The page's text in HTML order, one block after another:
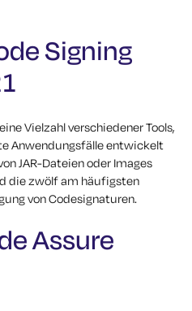
Signing
Vielzahl verschiedener Tools,
Anwendungsfälle entwickelt
JAR-Dateien oder Images
die zwölf am häufigsten
von Codesignaturen.
Assure